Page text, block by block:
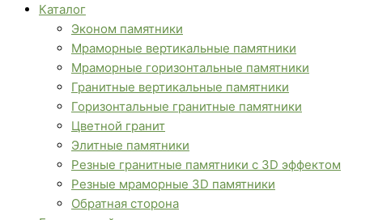
Каталог
Эконом памятники
Мраморные вертикальные памятники
Мраморные горизонтальные памятники
Гранитные вертикальные памятники
Горизонтальные гранитные памятники
Цветной гранит
Элитные памятники
Резные гранитные памятники с 3D эффектом
Резные мраморные 3D памятники
Обратная сторона